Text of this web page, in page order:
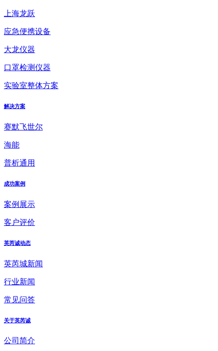
上海龙跃
应急便携设备
大龙仪器
口罩检测仪器
实验室整体方案
解决方案
赛默飞世尔
海能
普析通用
成功案例
案例展示
客户评价
英芮诚动态
英芮城新闻
行业新闻
常见问答
关于英芮诚
公司简介